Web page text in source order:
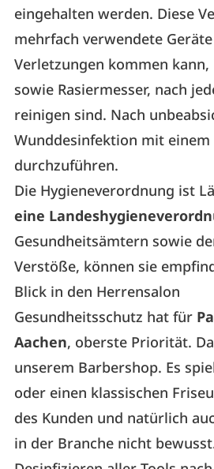
eingehalten werden. Diese
mehrfach verwendete
Verletzungen kommen
sowie Rasiermesser, nach
reinigen sind. Nach
Wunddesinfektion mit
durchzuführen.
Die Hygieneverordnung ist
eine
Gesundheitsämtern sowie
Verstöße, können sie
Blick in den Herrensalon
Gesundheitsschutz hat für
Aachen, oberste Priorität.
unserem Barbershop. Es
oder einen klassischen
des Kunden und natürlich
in der Branche nicht